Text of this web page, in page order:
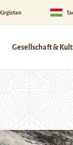
Kirgistan
Gesellschaft &